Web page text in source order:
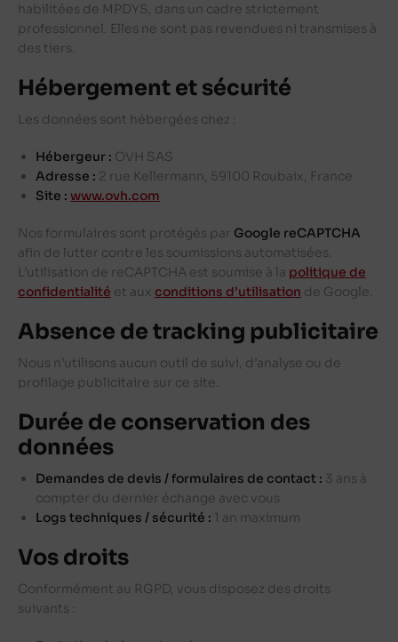
habilitées de MPDYS, dans un cadre strictement
professionnel. Elles ne sont pas revendues ni transmises à
des tiers.
Hébergement et sécurité
Les données sont hébergées chez :
Hébergeur : OVH SAS
Adresse : 2 rue Kellermann, 59100 Roubaix, France
Site : www.ovh.com
Nos formulaires sont protégés par Google reCAPTCHA
afin de lutter contre les soumissions automatisées.
L’utilisation de reCAPTCHA est soumise à la politique de
confidentialité et aux conditions d’utilisation de Google.
Absence de tracking publicitaire
Nous n’utilisons aucun outil de suivi, d’analyse ou de
profilage publicitaire sur ce site.
Durée de conservation des
données
Demandes de devis / formulaires de contact : 3 ans à
compter du dernier échange avec vous
Logs techniques / sécurité : 1 an maximum
Vos droits
Conformément au RGPD, vous disposez des droits
suivants :